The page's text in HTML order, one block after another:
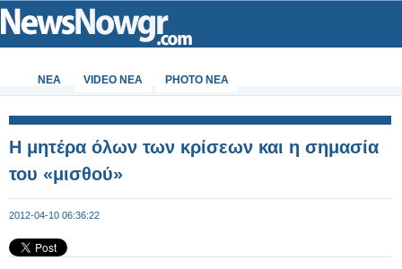
ΝΕΑ VIDEO NEA PHOTO NEA
Η μητέρα όλων των κρίσεων και η σημασία
του «μισθού»
2012-04-10 06:36:22